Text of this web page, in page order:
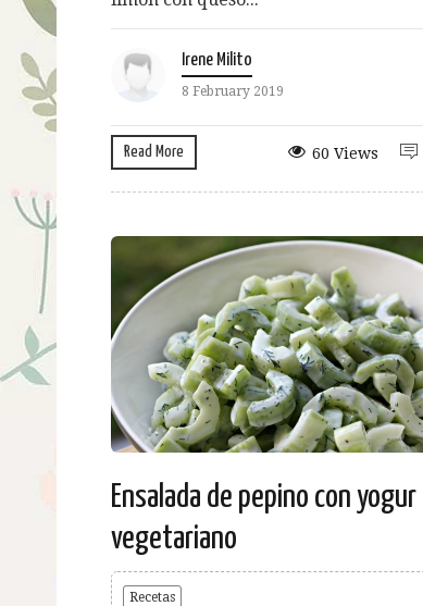
Irene Milito
8 February 2019
Read More 60 Views
Ensalada de pepino con yogur
vegetariano
Recetas